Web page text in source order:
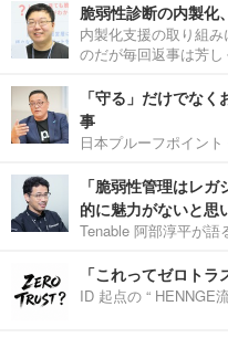
脆弱性診断の内製化
内製化支援の取り組
のだが毎回返事は芳し
「守る」だけでな
事
日本プルーフポイン
「脆弱性管理はレ
的に魅力がないと思
Tenable 阿部淳平が語
「これってゼロト
ID 起点の “ HENNGE